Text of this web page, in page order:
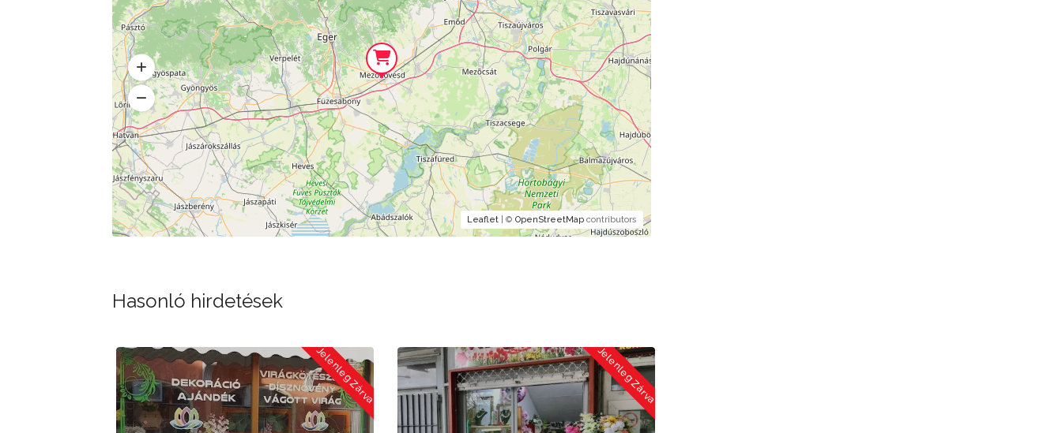
Leaflet| © OpenStreetMapcontributors
Hasonló hirdetések
Jelenleg Zárva Jelenleg Zárva